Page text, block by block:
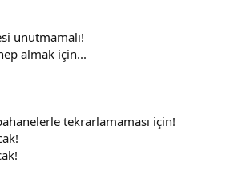
unutmamalı!
almak için...
tekrarlamaması için!